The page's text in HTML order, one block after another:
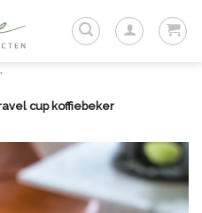
cup koffiebeker